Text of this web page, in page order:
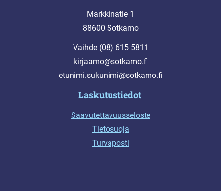
Markkinatie 1
88600 Sotkamo
Vaihde (08) 615 5811
kirjaamo@sotkamo.fi
etunimi.sukunimi@sotkamo.fi
Laskutustiedot
Saavutettavuusseloste
Tietosuoja
Turvaposti